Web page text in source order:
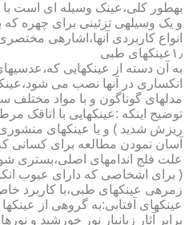
به­طور کلی،عینک وسیله ای است
و یک وسیله­ی تزئینی برای چهره
انواع کاربردی آنها،اشاره­ی
۱٫عینکهای طبی
به آن دسته از عینکهایی
انکساری در آنها نصب می
مدلهای گوناگون و با مواد مختلف
توضیح اینکه :عینکهایی با اتاقک
ریزش شدید ) و یا عینکهای منشوری
آسان نمودن مطالعه برای کسانی
علت فلج اندامهای اصلی،بستری
( برای اشخاصی که دارای عیوب
زمره­ی عینکهای طبی،با کاربرد
عینکهای آفتابی:به گروهی از
برابر آثار زیانبار نور خورشید و